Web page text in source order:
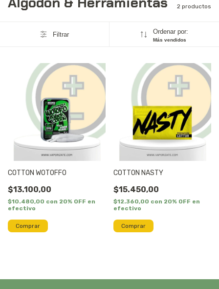
2 productos
Filtrar Ordenar por:
Más vendidos
COTTON WOTOFFO
$13.100,00
$10.480,00 con 20% OFF en
efectivo
COTTON NASTY
$15.450,00
$12.360,00 con 20% OFF en
efectivo